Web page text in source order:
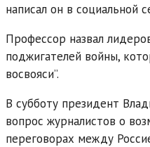
написал он в социальной
Профессор назвал
поджигателей войны,
восвояси”.
В субботу президент
вопрос журналистов о
переговорах между